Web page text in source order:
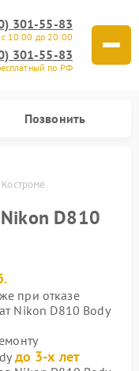
301-55-83
с 10:00 до 20:00
301-55-83
по РФ
Позвонить
D810
при отказе
Nikon D810 Body
до 3-х лет